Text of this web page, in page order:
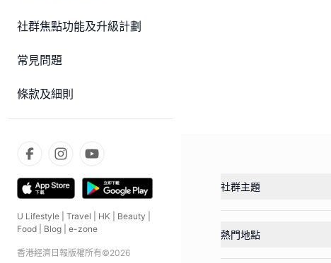
社群焦點功能及升級計劃
常見問題
條款及細則
U Lifestyle Travel HK Beauty
Food
Blog e-zone
香港經濟日報版權所有©2026
社群主題
熱門地點